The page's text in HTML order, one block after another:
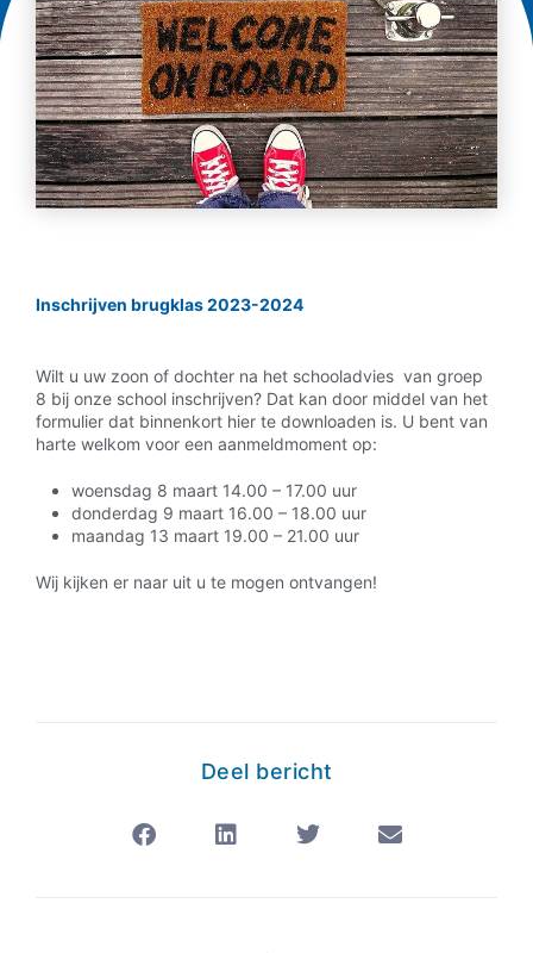
Inschrijven brugklas 2023-2024
Wilt u uw zoon of dochter na het schooladvies van groep
8 bij onze school inschrijven? Dat kan door middel van het
formulier dat binnenkort hier te downloaden is. U bent van
harte welkom voor een aanmeldmoment op:
woensdag 8 maart 14.00 – 17.00 uur
donderdag 9 maart 16.00 – 18.00 uur
maandag 13 maart 19.00 – 21.00 uur
Wij kijken er naar uit u te mogen ontvangen!
Deel bericht